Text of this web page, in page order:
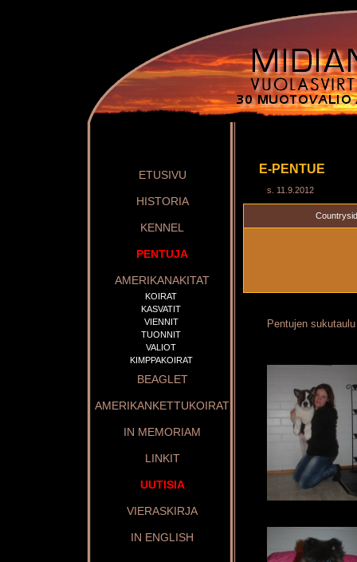
ETUSIVU
HISTORIA
KENNEL
PENTUJA
AMERIKANAKITAT
KOIRAT
KASVATIT
VIENNIT
TUONNIT
VALIOT
KIMPPAKOIRAT
BEAGLET
AMERIKANKETTUKOIRAT
IN MEMORIAM
LINKIT
UUTISIA
VIERASKIRJA
IN ENGLISH
E-PENTUE
s. 11.9.2012
Pentujen